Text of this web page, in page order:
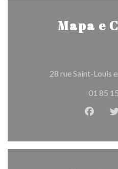
Mapa e
28 rue Saint-Louis
01 85